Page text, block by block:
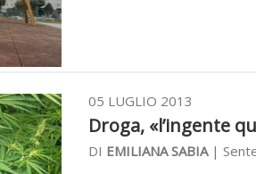
05 LUGLIO 2013
Droga, «l’ingente
DI EMILIANA SABIA|